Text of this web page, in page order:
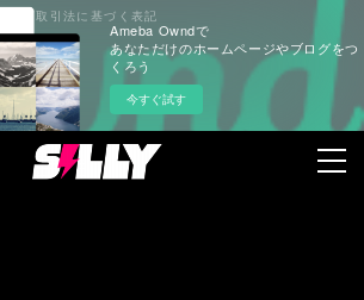
Ameba Owndで
あなただけのホームページやブログをつ
くろう
今すぐ試す
特定商取引法に基づく表記